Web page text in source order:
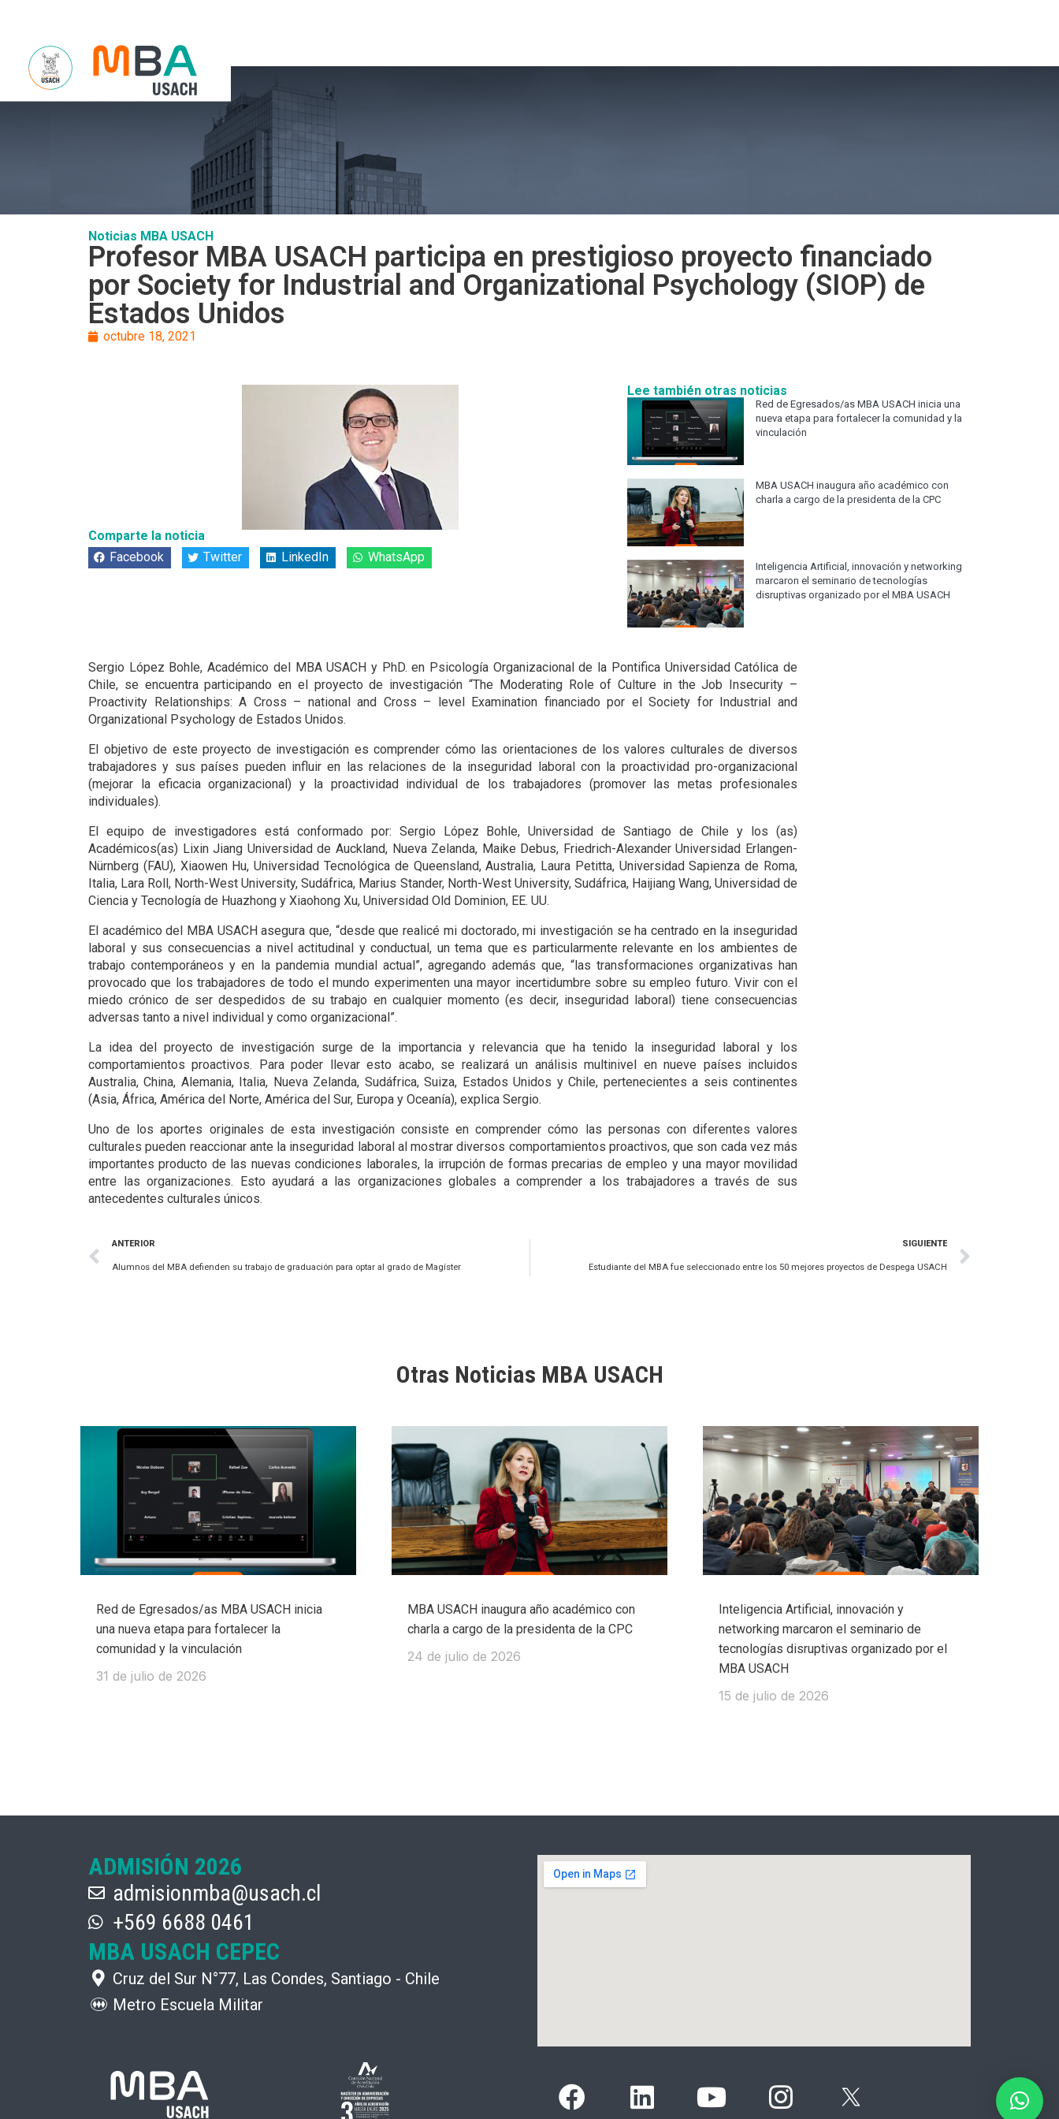
Noticias MBA USACH
Profesor MBA USACH participa en prestigioso proyecto financiado
por Society for Industrial and Organizational Psychology (SIOP) de
Estados Unidos
octubre 18, 2021
Comparte la noticia
Facebook
Twitter LinkedIn WhatsApp
Lee también otras noticias
Red de Egresados/as MBA USACH inicia una
nueva etapa para fortalecer la comunidad y la
vinculación
MBA USACH inaugura año académico con
charla a cargo de la presidenta de la CPC
Inteligencia Artificial, innovación y networking
marcaron el seminario de tecnologías
disruptivas organizado por el MBA USACH
Sergio López Bohle, Académico del MBA USACH y PhD. en Psicología Organizacional de la Pontifica Universidad Católica de
Chile, se encuentra participando en el proyecto de investigación “The Moderating Role of Culture in the Job Insecurity –
Proactivity Relationships: A Cross – national and Cross – level Examination financiado por el Society for Industrial and
Organizational Psychology de Estados Unidos.
El objetivo de este proyecto de investigación es comprender cómo las orientaciones de los valores culturales de diversos
trabajadores y sus países pueden influir en las relaciones de la inseguridad laboral con la proactividad pro-organizacional
(mejorar la eficacia organizacional) y la proactividad individual de los trabajadores (promover las metas profesionales
individuales).
El equipo de investigadores está conformado por: Sergio López Bohle, Universidad de Santiago de Chile y los (as)
Académicos(as) Lixin Jiang Universidad de Auckland, Nueva Zelanda, Maike Debus, Friedrich-Alexander Universidad Erlangen-
Nürnberg (FAU), Xiaowen Hu, Universidad Tecnológica de Queensland, Australia, Laura Petitta, Universidad Sapienza de Roma,
Italia, Lara Roll, North-West University, Sudáfrica, Marius Stander, North-West University, Sudáfrica, Haijiang Wang, Universidad de
Ciencia y Tecnología de Huazhong y Xiaohong Xu, Universidad Old Dominion, EE. UU.
El académico del MBA USACH asegura que, “desde que realicé mi doctorado, mi investigación se ha centrado en la inseguridad
laboral y sus consecuencias a nivel actitudinal y conductual, un tema que es particularmente relevante en los ambientes de
trabajo contemporáneos y en la pandemia mundial actual”, agregando además que, “las transformaciones organizativas han
provocado que los trabajadores de todo el mundo experimenten una mayor incertidumbre sobre su empleo futuro. Vivir con el
miedo crónico de ser despedidos de su trabajo en cualquier momento (es decir, inseguridad laboral) tiene consecuencias
adversas tanto a nivel individual y como organizacional”.
La idea del proyecto de investigación surge de la importancia y relevancia que ha tenido la inseguridad laboral y los
comportamientos proactivos. Para poder llevar esto acabo, se realizará un análisis multinivel en nueve países incluidos
Australia, China, Alemania, Italia, Nueva Zelanda, Sudáfrica, Suiza, Estados Unidos y Chile, pertenecientes a seis continentes
(Asia, África, América del Norte, América del Sur, Europa y Oceanía), explica Sergio.
Uno de los aportes originales de esta investigación consiste en comprender cómo las personas con diferentes valores
culturales pueden reaccionar ante la inseguridad laboral al mostrar diversos comportamientos proactivos, que son cada vez más
importantes producto de las nuevas condiciones laborales, la irrupción de formas precarias de empleo y una mayor movilidad
entre las organizaciones. Esto ayudará a las organizaciones globales a comprender a los trabajadores a través de sus
antecedentes culturales únicos.
ANTERIOR
Alumnos del MBA defienden su trabajo de graduación para optar al grado de Magíster
SIGUIENTE
Estudiante del MBA fue seleccionado entre los 50 mejores proyectos de Despega USACH
Otras Noticias MBA USACH
Red de Egresados/as MBA USACH inicia
una nueva etapa para fortalecer la
comunidad y la vinculación
31 de julio de 2026
MBA USACH inaugura año académico con
charla a cargo de la presidenta de la CPC
24 de julio de 2026
Inteligencia Artificial, innovación y
networking marcaron el seminario de
tecnologías disruptivas organizado por el
MBA USACH
15 de julio de 2026
ADMISIÓN 2026
admisionmba@usach.cl
+569 6688 0461
MBA USACH CEPEC
Cruz del Sur N°77, Las Condes, Santiago - Chile
Metro Escuela Militar